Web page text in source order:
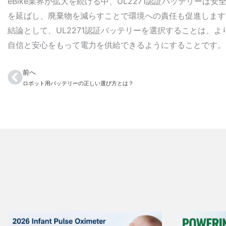
を延ばし、廃棄物を減らすことで環境への責任も促進しま
結論として、UL2271認証バッテリーを選択することは、
自信と安心をもって電力を供給できるようにすることです。
Prev
前へ
ロボット用バッテリーの正しい選び方とは？